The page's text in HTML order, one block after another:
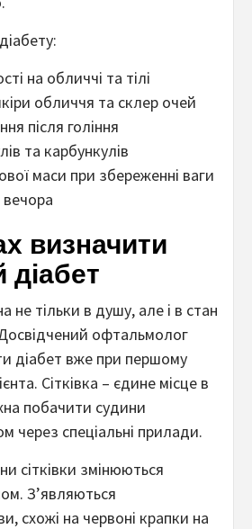
на обличчі та тілі
обличчя та склер очей
після гоління
та карбункулів
маси при збереженні ваги
визначити
діабет
не тільки в душу, але і в стан
офтальмолог
діабет вже при першому
Сітківка – єдине місце в
побачити судини
через спеціальні прилади.
сітківки змінюються
З’являються
схожі на червоні крапки на